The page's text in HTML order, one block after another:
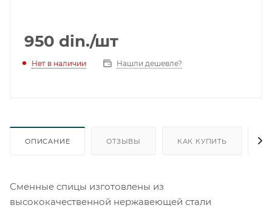
950 din./шт
Нет в наличии Нашли дешевле?
ОПИСАНИЕ ОТЗЫВЫ КАК КУПИТЬ
Сменные спицы изготовлены из
высококачественной нержавеющей стали